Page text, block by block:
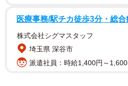
医療事務/駅チカ徒歩3分・総
株式会社シグマスタッフ
埼玉県 深谷市
派遣社員：時給1,400円～1,600